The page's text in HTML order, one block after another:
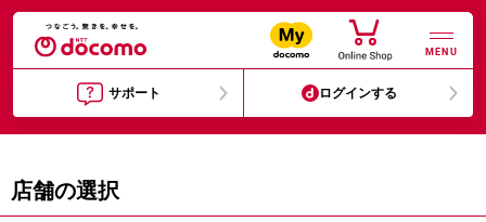
MENU
サポート ログインする
店舗の選択